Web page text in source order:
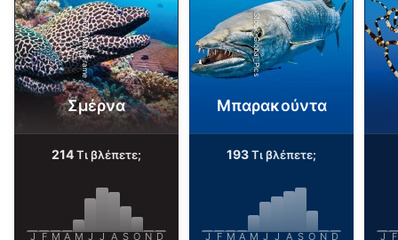
Alamy-WaterFrame
Σμέρνα
214Τι βλέπετε;
J F M A M J J A S O N D
iStock-Global_Pics
Μπαρακούντα
193Τι βλέπετε;
J F M A M J J A S O N D J F